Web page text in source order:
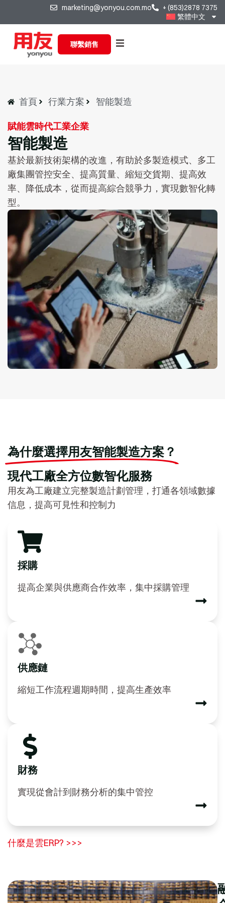
marketing@yonyou.com.mo
+ (853)2878 7375
繁體中文
聯繫銷售
首頁 行業方案 智能製造
賦能雲時代工業企業
智能製造
基於最新技術架構的改進，有助於多製造模式、多工
廠集團管控安全、提高質量、縮短交貨期、提高效
率、降低成本，從而提高綜合競爭力，實現數智化轉
型。
為什麼選擇用友智能製造方案？
現代工廠全方位數智化服務
用友為工廠建立完整製造計劃管理，打通各領域數據
信息，提高可見性和控制力
採購
提高企業與供應商合作效率，集中採購管理
供應鏈
縮短工作流程週期時間，提高生產效率
財務
實現從會計到財務分析的集中管控
什麼是雲ERP? >>>